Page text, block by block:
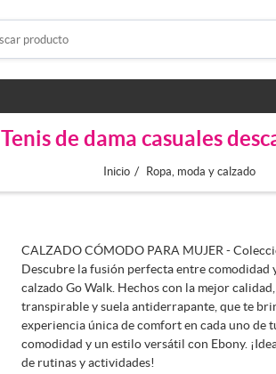
Tenis de dama casuales
Inicio / Ropa, moda y calzado
CALZADO CÓMODO PARA MUJER -
Descubre la fusión perfecta entre comodidad
calzado Go Walk. Hechos con la mejor
transpirable y suela antiderrapante, que te
experiencia única de comfort en cada uno de
comodidad y un estilo versátil con Ebony.
de rutinas y actividades!